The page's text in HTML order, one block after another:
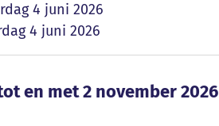
4 juni 2026
4 juni 2026
en met 2 november 2026
en met 2 november 2026